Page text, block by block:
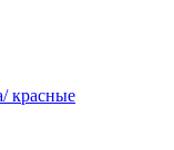
красные